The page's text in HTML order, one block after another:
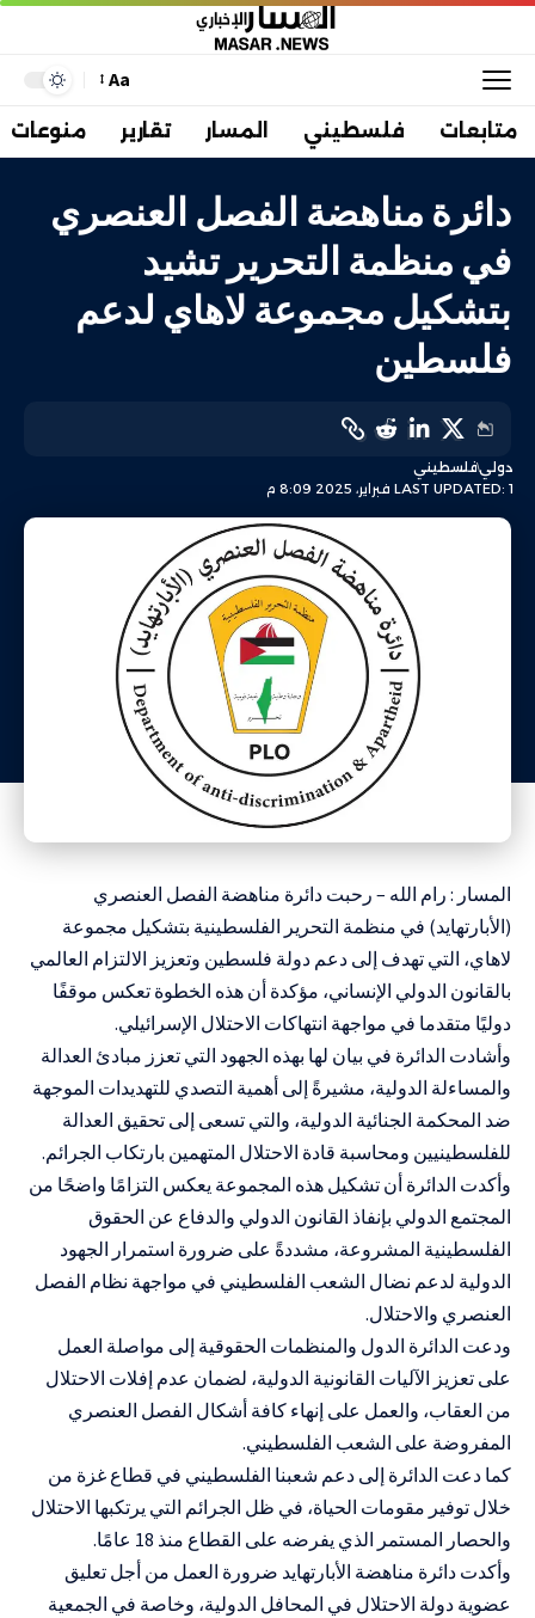
Aa
متابعات فلسطيني المسار تقارير منوعات
دائرة مناهضة الفصل العنصري
في منظمة التحرير تشيد
بتشكيل مجموعة لاهاي لدعم
فلسطين
LAST UPDATED: 1 فبراير، 2025 8:09 م
دوليفلسطيني
المسار : رام الله – رحبت دائرة مناهضة الفصل العنصري
(الأبارتهايد) في منظمة التحرير الفلسطينية بتشكيل مجموعة
لاهاي، التي تهدف إلى دعم دولة فلسطين وتعزيز الالتزام العالمي
بالقانون الدولي الإنساني، مؤكدة أن هذه الخطوة تعكس موقفًا
دوليًا متقدما في مواجهة انتهاكات الاحتلال الإسرائيلي.
وأشادت الدائرة في بيان لها بهذه الجهود التي تعزز مبادئ العدالة
والمساءلة الدولية، مشيرةً إلى أهمية التصدي للتهديدات الموجهة
ضد المحكمة الجنائية الدولية، والتي تسعى إلى تحقيق العدالة
للفلسطينيين ومحاسبة قادة الاحتلال المتهمين بارتكاب الجرائم.
وأكدت الدائرة أن تشكيل هذه المجموعة يعكس التزامًا واضحًا من
المجتمع الدولي بإنفاذ القانون الدولي والدفاع عن الحقوق
الفلسطينية المشروعة، مشددةً على ضرورة استمرار الجهود
الدولية لدعم نضال الشعب الفلسطيني في مواجهة نظام الفصل
العنصري والاحتلال.
ودعت الدائرة الدول والمنظمات الحقوقية إلى مواصلة العمل
على تعزيز الآليات القانونية الدولية، لضمان عدم إفلات الاحتلال
من العقاب، والعمل على إنهاء كافة أشكال الفصل العنصري
المفروضة على الشعب الفلسطيني.
كما دعت الدائرة إلى دعم شعبنا الفلسطيني في قطاع غزة من
خلال توفير مقومات الحياة، في ظل الجرائم التي يرتكبها الاحتلال
والحصار المستمر الذي يفرضه على القطاع منذ 18 عامًا.
وأكدت دائرة مناهضة الأبارتهايد ضرورة العمل من أجل تعليق
عضوية دولة الاحتلال في المحافل الدولية، وخاصة في الجمعية